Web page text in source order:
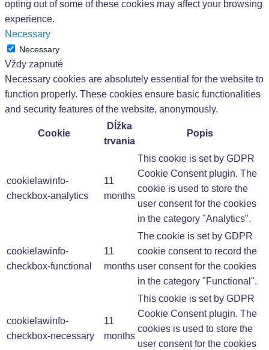
opting out of some of these cookies may affect your browsing
experience.
Necessary
Necessary
Vždy zapnuté
Necessary cookies are absolutely essential for the website to
function properly. These cookies ensure basic functionalities
and security features of the website, anonymously.
Cookie
Dĺžka
trvania
Popis
cookielawinfo-
checkbox-analytics
11
months
This cookie is set by GDPR
Cookie Consent plugin. The
cookie is used to store the
user consent for the cookies
in the category "Analytics".
cookielawinfo-
checkbox-functional
11
months
The cookie is set by GDPR
cookie consent to record the
user consent for the cookies
in the category "Functional".
cookielawinfo-
checkbox-necessary
11
months
This cookie is set by GDPR
Cookie Consent plugin. The
cookies is used to store the
user consent for the cookies